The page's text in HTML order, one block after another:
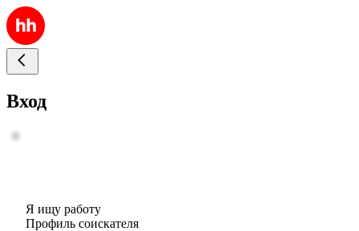
Вход
Я ищу работу
Профиль соискателя